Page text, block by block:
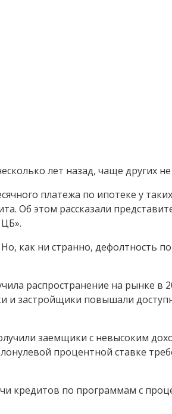
лет назад, чаще других
платежа по ипотеке у
Об этом рассказали
как ни странно, дефолтность
распространение на рынке в
застройщики повышали
заемщики с невысоким
процентной ставке
по программам с